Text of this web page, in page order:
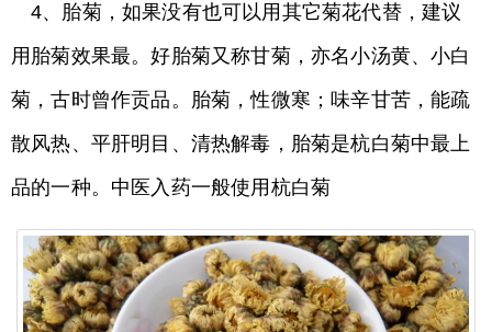
4、胎菊，如果没有也可以用其它菊花代替，建议
用胎菊效果最。好胎菊又称甘菊，亦名小汤黄、小白
菊，古时曾作贡品。胎菊，性微寒；味辛甘苦，能疏
散风热、平肝明目、清热解毒，胎菊是杭白菊中最上
品的一种。中医入药一般使用杭白菊